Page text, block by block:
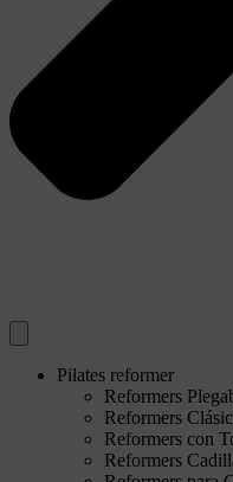
Pilates reformer
Reformers
Reformers
Reformers con
Reformers